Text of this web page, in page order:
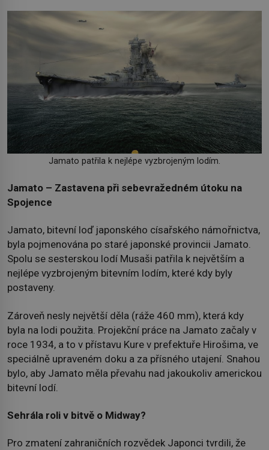
Jamato patřila k nejlépe vyzbrojeným lodím.
Jamato – Zastavena při sebevražedném útoku na
Spojence
Jamato, bitevní loď japonského císařského námořnictva,
byla pojmenována po staré japonské provincii Jamato.
Spolu se sesterskou lodí Musaši patřila k největším a
nejlépe vyzbrojeným bitevním lodím, které kdy byly
postaveny.
Zároveň nesly největší děla (ráže 460 mm), která kdy
byla na lodi použita. Projekční práce na Jamato začaly v
roce 1934, a to v přístavu Kure v prefektuře Hirošima, ve
speciálně upraveném doku a za přísného utajení. Snahou
bylo, aby Jamato měla převahu nad jakoukoliv americkou
bitevní lodí.
Sehrála roli v bitvě o Midway?
Pro zmatení zahraničních rozvědek Japonci tvrdili, že